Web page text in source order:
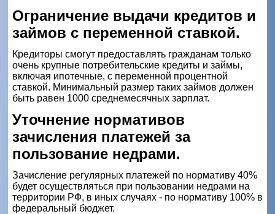
Ограничение выдачи кредитов и
займов с переменной ставкой.
Кредиторы смогут предоставлять гражданам только
очень крупные потребительские кредиты и займы,
включая ипотечные, с переменной процентной
ставкой. Минимальный размер таких займов должен
быть равен 1000 среднемесячных зарплат.
Уточнение нормативов
зачисления платежей за
пользование недрами.
Зачисление регулярных платежей по нормативу 40%
будет осуществляться при пользовании недрами на
территории РФ, в иных случаях - по нормативу 100% в
федеральный бюджет.